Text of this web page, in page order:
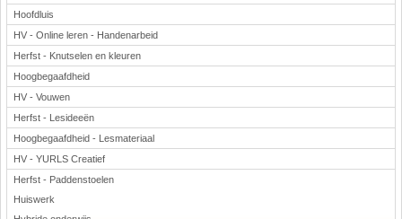
Hoofdluis
HV - Online leren - Handenarbeid
Herfst - Knutselen en kleuren
Hoogbegaafdheid
HV - Vouwen
Herfst - Lesideeën
Hoogbegaafdheid - Lesmateriaal
HV - YURLS Creatief
Herfst - Paddenstoelen
Huiswerk